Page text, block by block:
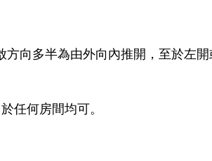
向多半為由外向內推開，至於左
任何房間均可。